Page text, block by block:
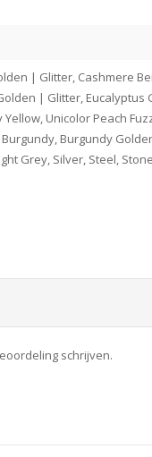
| Glitter, Cashmere
| Glitter,
Unicolor Peach
Burgundy
Grey, Silver, Steel,
schrijven.